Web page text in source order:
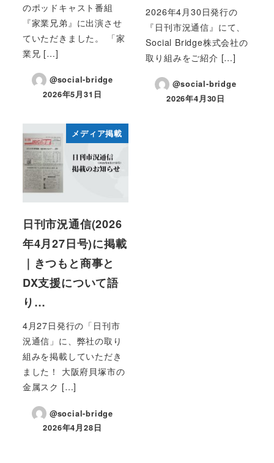
のポッドキャスト番組
『家業兄弟』に出演させ
ていただきました。 「家
業兄 […]
@social-bridge
投稿日
2026年5月31日
2026年4月30日発行の
『日刊市況通信』にて、
Social Bridge株式会社の
取り組みをご紹介 […]
@social-bridge
投稿日
2026年4月30日
メディア掲載
日刊市況通信(2026
年4月27日号)に掲載
｜きつもと商事と
DX支援について語
り…
4月27日発行の「日刊市
況通信」に、弊社の取り
組みを掲載していただき
ました！ 大阪府貝塚市の
金属スク […]
@social-bridge
投稿日
2026年4月28日